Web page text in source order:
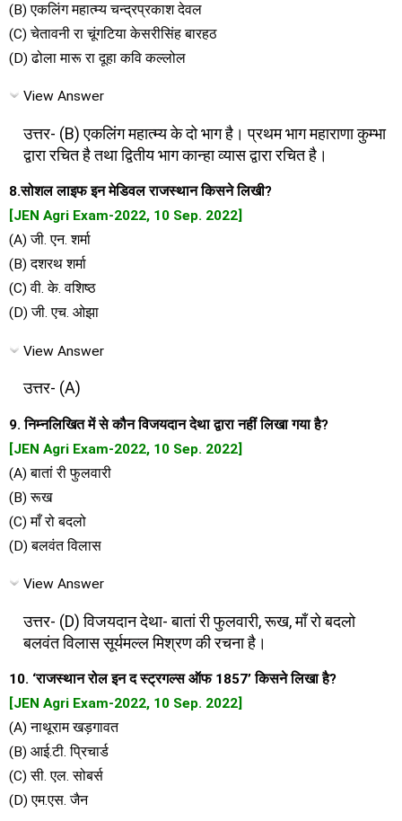
(B) एकलिंग महात्म्य चन्द्रप्रकाश देवल
(C) चेतावनी रा चूंगटिया केसरीसिंह बारहठ
(D) ढोला मारू रा दूहा कवि कल्लोल
View Answer
उत्तर- (B) एकलिंग महात्म्य के दो भाग है। प्रथम भाग महाराणा कुम्भा
द्वारा रचित है तथा द्वितीय भाग कान्हा व्यास द्वारा रचित है।
8.सोशल लाइफ इन मेडिवल राजस्थान किसने लिखी?
[JEN Agri Exam-2022, 10 Sep. 2022]
(A) जी. एन. शर्मा
(B) दशरथ शर्मा
(C) वी. के. वशिष्ठ
(D) जी. एच. ओझा
View Answer
उत्तर- (A)
9. निम्नलिखित में से कौन विजयदान देथा द्वारा नहीं लिखा गया है?
[JEN Agri Exam-2022, 10 Sep. 2022]
(A) बातां री फुलवारी
(B) रूख
(C) माँ रो बदलो
(D) बलवंत विलास
View Answer
उत्तर- (D) विजयदान देथा- बातां री फुलवारी, रूख, माँ रो बदलो
बलवंत विलास सूर्यमल्ल मिश्रण की रचना है।
10. ‘राजस्थान रोल इन द स्ट्रगल्स ऑफ 1857’ किसने लिखा है?
[JEN Agri Exam-2022, 10 Sep. 2022]
(A) नाथूराम खड़गावत
(B) आई.टी. प्रिचार्ड
(C) सी. एल. सोबर्स
(D) एम.एस. जैन